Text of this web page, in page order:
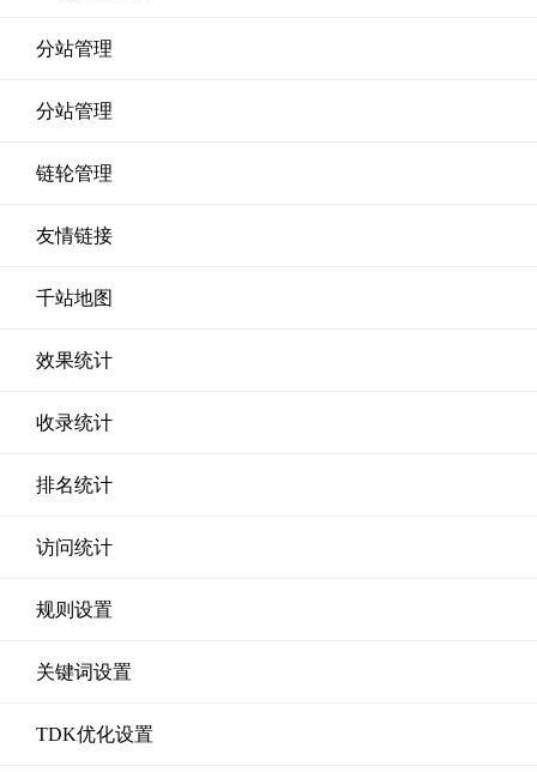
分站管理
分站管理
链轮管理
友情链接
千站地图
效果统计
收录统计
排名统计
访问统计
规则设置
关键词设置
TDK优化设置